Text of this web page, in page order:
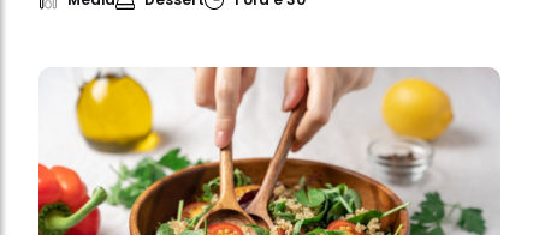
Se fai clic su "Modifica" potrai trovare maggiori informazioni sul
trattamento dei tuoi dati / sull'uso dei cookie e consentirli per uno o
più degli scopi sopra menzionati. Cliccando su "Accetta tutto",
acconsenti all'uso dei cookie e al trattamento dei tuoi dati
personali per tutte le finalità sopra indicate. Se fai clic su "Rifiuta",
verranno utilizzati solo i cookie tecnicamente necessari per fornirti
questo sito web.